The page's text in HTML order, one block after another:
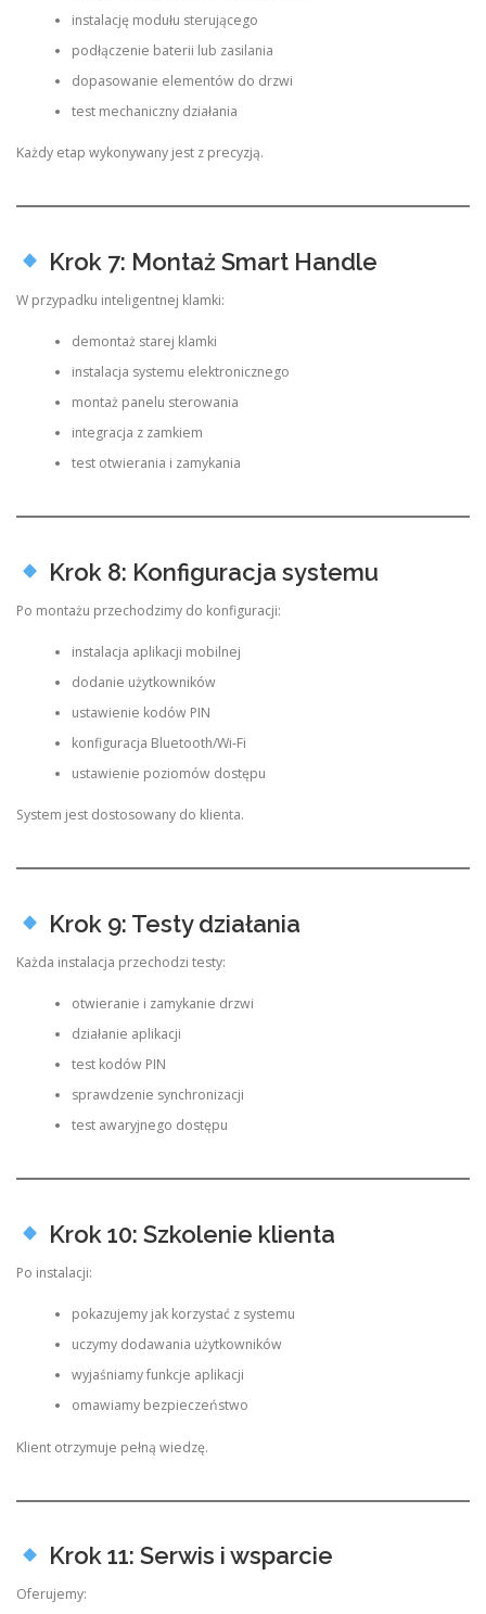
instalację modułu sterującego
podłączenie baterii lub zasilania
dopasowanie elementów do drzwi
test mechaniczny działania
Każdy etap wykonywany jest z precyzją.
Krok 7: Montaż Smart Handle
W przypadku inteligentnej klamki:
demontaż starej klamki
instalacja systemu elektronicznego
montaż panelu sterowania
integracja z zamkiem
test otwierania i zamykania
Krok 8: Konfiguracja systemu
Po montażu przechodzimy do konfiguracji:
instalacja aplikacji mobilnej
dodanie użytkowników
ustawienie kodów PIN
konfiguracja Bluetooth/Wi-Fi
ustawienie poziomów dostępu
System jest dostosowany do klienta.
Krok 9: Testy działania
Każda instalacja przechodzi testy:
otwieranie i zamykanie drzwi
działanie aplikacji
test kodów PIN
sprawdzenie synchronizacji
test awaryjnego dostępu
Krok 10: Szkolenie klienta
Po instalacji:
pokazujemy jak korzystać z systemu
uczymy dodawania użytkowników
wyjaśniamy funkcje aplikacji
omawiamy bezpieczeństwo
Klient otrzymuje pełną wiedzę.
Krok 11: Serwis i wsparcie
Oferujemy: